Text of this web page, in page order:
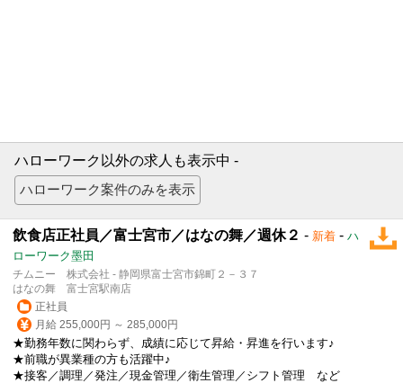
ハローワーク以外の求人も表示中 -
飲食店正社員／富士宮市／はなの舞／週休２ - 新着 - ハ
ローワーク墨田
チムニー 株式会社 - 静岡県富士宮市錦町２－３７
はなの舞 富士宮駅南店
正社員
月給 255,000円 ～ 285,000円
★勤務年数に関わらず、成績に応じて昇給・昇進を行います♪
★前職が異業種の方も活躍中♪
★接客／調理／発注／現金管理／衛生管理／シフト管理 など